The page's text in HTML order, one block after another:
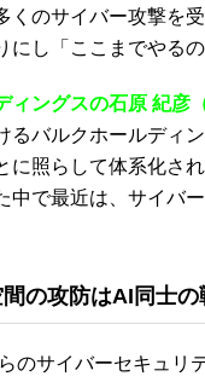
くのサイバー攻撃を
にし「ここまでやる
ィングスの石原 紀彦
るバルクホールディ
に照らして体系化さ
中で最近は、サイバ
の攻防はAI同士の
らのサイバーセキュ